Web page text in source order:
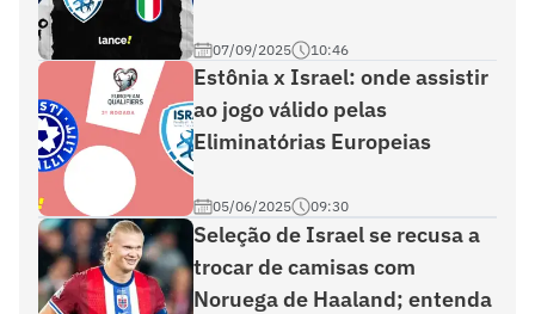
07/09/2025 10:46
Estônia x Israel: onde assistir
ao jogo válido pelas
Eliminatórias Europeias
05/06/2025 09:30
Seleção de Israel se recusa a
trocar de camisas com
Noruega de Haaland; entenda